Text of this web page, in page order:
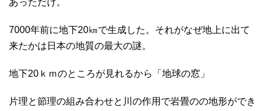
7000年前に地下20㎞で生成した。それがなぜ地上に出て
来たかは日本の地質の最大の謎。
地下20ｋｍのところが見れるから「地球の窓」
片理と節理の組み合わせと川の作用で岩畳のの地形ができ